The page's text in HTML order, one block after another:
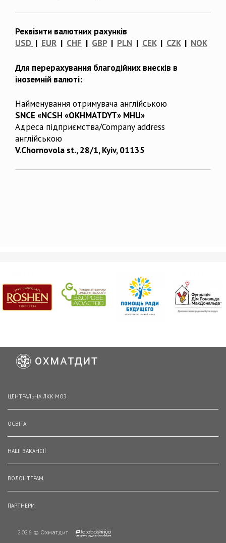
Реквізити валютних рахунків
USD | EUR | CHF | GBP| PLN | CEK| CZK| NOK
Для перерахування благодійних внесків в
іноземній валюті:
Найменування отримувача англійською
SNCE «NCSH «OKHMATDYT» MHU»
Адреса підприємства/Company address
англійською
V.Chornovola st., 28/1, Kyiv, 01135
ЦЕНТРАЛЬНА ЛКК МОЗ
ОСВІТА
НАШІ ВАКАНСІЇ
ВОЛОНТЕРАМ
ПАРТНЕРИ
2026 © Охматдит